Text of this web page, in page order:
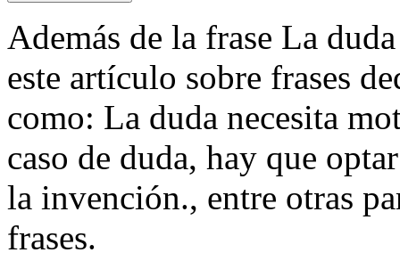
Además de la frase La
este artículo sobre frases
como: La duda necesita
caso de duda, hay que
la invención., entre otras
frases.